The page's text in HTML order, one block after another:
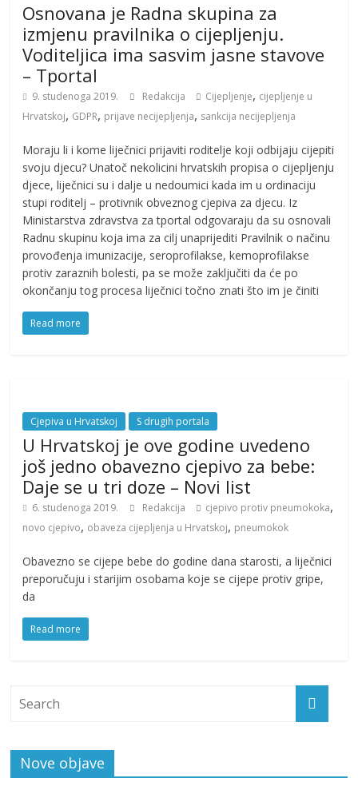
Osnovana je Radna skupina za
izmjenu pravilnika o cijepljenju.
Voditeljica ima sasvim jasne stavove
– Tportal
9. studenoga 2019. Redakcija Cijepljenje, cijepljenje u
Hrvatskoj, GDPR, prijave necijepljenja, sankcija necijepljenja
Moraju li i kome liječnici prijaviti roditelje koji odbijaju cijepiti
svoju djecu? Unatoč nekolicini hrvatskih propisa o cijepljenju
djece, liječnici su i dalje u nedoumici kada im u ordinaciju
stupi roditelj – protivnik obveznog cjepiva za djecu. Iz
Ministarstva zdravstva za tportal odgovaraju da su osnovali
Radnu skupinu koja ima za cilj unaprijediti Pravilnik o načinu
provođenja imunizacije, seroprofilakse, kemoprofilakse
protiv zaraznih bolesti, pa se može zaključiti da će po
okončanju tog procesa liječnici točno znati što im je činiti
Read more
Cjepiva u Hrvatskoj S drugih portala
U Hrvatskoj je ove godine uvedeno
još jedno obavezno cjepivo za bebe:
Daje se u tri doze – Novi list
6. studenoga 2019. Redakcija cjepivo protiv pneumokoka,
novo cjepivo, obaveza cijepljenja u Hrvatskoj, pneumokok
Obavezno se cijepe bebe do godine dana starosti, a liječnici
preporučuju i starijim osobama koje se cijepe protiv gripe,
da
Read more
Nove objave